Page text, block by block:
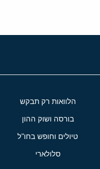
הלוואות רק תבקש
בורסה ושוק ההון
טיולים וחופש בחו"ל
סלולארי